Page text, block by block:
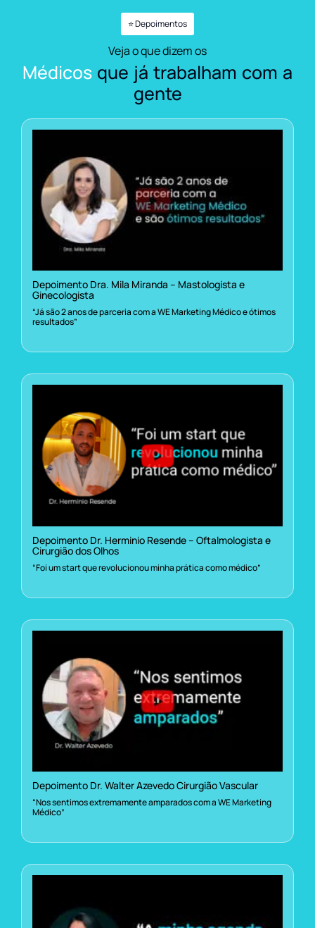
⭐ Depoimentos
Veja o que dizem os
Médicos que já trabalham com a
gente
Depoimento Dra. Mila Miranda – Mastologista e
Ginecologista
“Já são 2 anos de parceria com a WE Marketing Médico e ótimos
resultados”
Depoimento Dr. Herminio Resende – Oftalmologista e
Cirurgião dos Olhos
“Foi um start que revolucionou minha prática como médico”
Depoimento Dr. Walter Azevedo Cirurgião Vascular
“Nos sentimos extremamente amparados com a WE Marketing
Médico”